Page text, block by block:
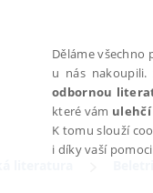
Děláme
u nás nakoupili.
odbornou
které vám
K tomu slouží
i díky vaší